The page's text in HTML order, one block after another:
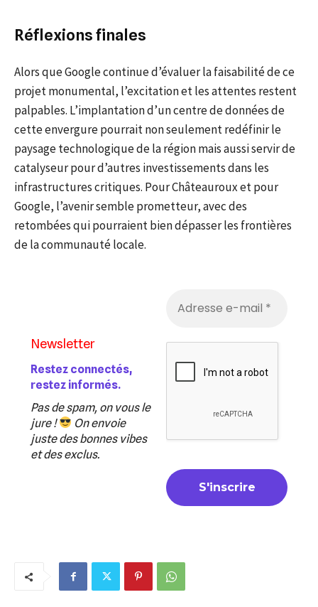
Réflexions finales
Alors que Google continue d’évaluer la faisabilité de ce
projet monumental, l’excitation et les attentes restent
palpables. L’implantation d’un centre de données de
cette envergure pourrait non seulement redéfinir le
paysage technologique de la région mais aussi servir de
catalyseur pour d’autres investissements dans les
infrastructures critiques. Pour Châteauroux et pour
Google, l’avenir semble prometteur, avec des
retombées qui pourraient bien dépasser les frontières
de la communauté locale.
Newsletter
Restez connectés,
restez informés.
Pas de spam, on vous le
jure !
On envoie
juste des bonnes vibes
et des exclus.